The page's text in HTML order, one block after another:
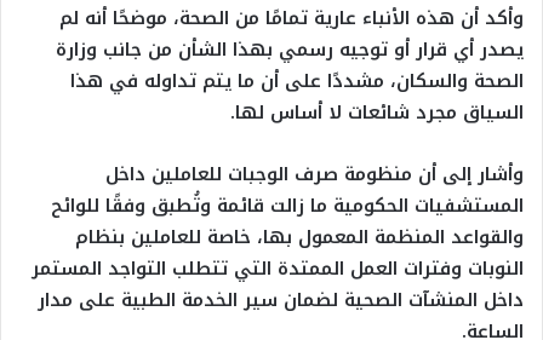
وأكد أن هذه الأنباء عارية تمامًا من الصحة، موضحًا أنه لم
يصدر أي قرار أو توجيه رسمي بهذا الشأن من جانب وزارة
الصحة والسكان، مشددًا على أن ما يتم تداوله في هذا
السياق مجرد شائعات لا أساس لها.
وأشار إلى أن منظومة صرف الوجبات للعاملين داخل
المستشفيات الحكومية ما زالت قائمة وتُطبق وفقًا للوائح
والقواعد المنظمة المعمول بها، خاصة للعاملين بنظام
النوبات وفترات العمل الممتدة التي تتطلب التواجد المستمر
داخل المنشآت الصحية لضمان سير الخدمة الطبية على مدار
الساعة.